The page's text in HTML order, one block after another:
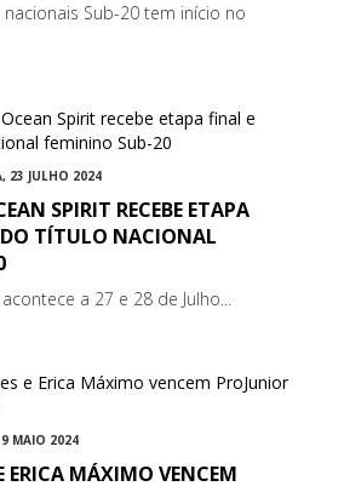
Sub-20 tem início no
23 JULHO 2024
SPIRIT RECEBE ETAPA
DO TÍTULO NACIONAL
a 27 e 28 de Julho...
MAIO 2024
ERICA MÁXIMO VENCEM